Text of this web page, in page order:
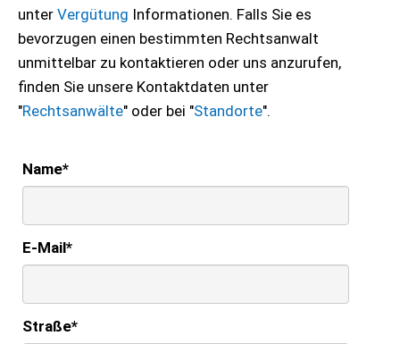
unter Vergütung Informationen. Falls Sie es
bevorzugen einen bestimmten Rechtsanwalt
unmittelbar zu kontaktieren oder uns anzurufen,
finden Sie unsere Kontaktdaten unter
"Rechtsanwälte" oder bei "Standorte".
Name*
E-Mail*
Straße*